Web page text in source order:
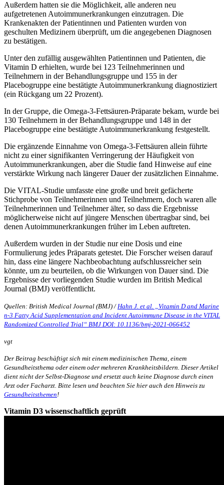
Außerdem hatten sie die Möglichkeit, alle anderen neu
aufgetretenen Autoimmunerkrankungen einzutragen. Die
Krankenakten der Patientinnen und Patienten wurden von
geschulten Medizinern überprüft, um die angegebenen Diagnosen
zu bestätigen.
Unter den zufällig ausgewählten Patientinnen und Patienten, die
Vitamin D erhielten, wurde bei 123 Teilnehmerinnen und
Teilnehmern in der Behandlungsgruppe und 155 in der
Placebogruppe eine bestätigte Autoimmunerkrankung diagnostiziert
(ein Rückgang um 22 Prozent).
In der Gruppe, die Omega-3-Fettsäuren-Präparate bekam, wurde bei
130 Teilnehmern in der Behandlungsgruppe und 148 in der
Placebogruppe eine bestätigte Autoimmunerkrankung festgestellt.
Die ergänzende Einnahme von Omega-3-Fettsäuren allein führte
nicht zu einer signifikanten Verringerung der Häufigkeit von
Autoimmunerkrankungen, aber die Studie fand Hinweise auf eine
verstärkte Wirkung nach längerer Dauer der zusätzlichen Einnahme.
Die VITAL-Studie umfasste eine große und breit gefächerte
Stichprobe von Teilnehmerinnen und Teilnehmern, doch waren alle
Teilnehmerinnen und Teilnehmer älter, so dass die Ergebnisse
möglicherweise nicht auf jüngere Menschen übertragbar sind, bei
denen Autoimmunerkrankungen früher im Leben auftreten.
Außerdem wurden in der Studie nur eine Dosis und eine
Formulierung jedes Präparats getestet. Die Forscher weisen darauf
hin, dass eine längere Nachbeobachtung aufschlussreicher sein
könnte, um zu beurteilen, ob die Wirkungen von Dauer sind. Die
Ergebnisse der vorliegenden Studie wurden im British Medical
Journal (BMJ) veröffentlicht.
Quellen: British Medical Journal (BMJ) /Hahn J. et al. „Vitamin D and Marine
n-3 Fatty Acid Supplementation and Incident Autoimmune Disease in the VITAL
Randomized Controlled Trial“ BMJ DOI: 10.1136/bmj-2021-066452
vgt
Der Beitrag beschäftigt sich mit einem medizinischen Thema, einem
Gesundheitsthema oder einem oder mehreren Krankheitsbildern. Dieser Artikel
dient nicht der Selbst-Diagnose und ersetzt auch keine Diagnose durch einen
Arzt oder Facharzt. Bitte lesen und beachten Sie hier auch den Hinweis zu
Gesundheitsthemen!
Vitamin D3 wissenschaftlich geprüft